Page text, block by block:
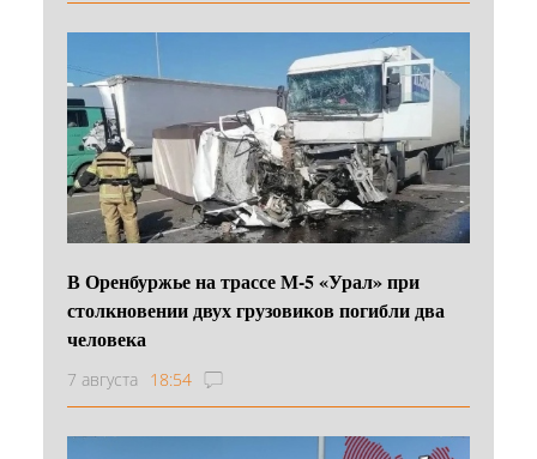
В Оренбуржье на трассе М-5 «Урал» при
столкновении двух грузовиков погибли два
человека
7 августа 18:54